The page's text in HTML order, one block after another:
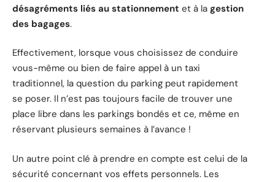
désagréments liés au stationnement et à la gestion
des bagages.
Effectivement, lorsque vous choisissez de conduire
vous-même ou bien de faire appel à un taxi
traditionnel, la question du parking peut rapidement
se poser. Il n’est pas toujours facile de trouver une
place libre dans les parkings bondés et ce, même en
réservant plusieurs semaines à l’avance !
Un autre point clé à prendre en compte est celui de la
sécurité concernant vos effets personnels. Les